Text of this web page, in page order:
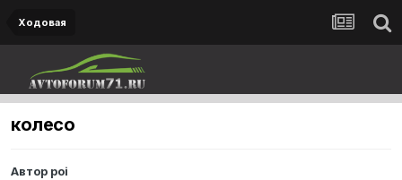
Ходовая
колесо
Автор poi